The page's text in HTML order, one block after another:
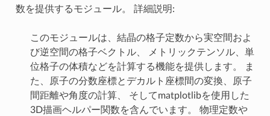
数を提供するモジュール。 詳細説明:
このモジュールは、結晶の格子定数から実空間およ
び逆空間の格子ベクトル、 メトリックテンソル、単
位格子の体積などを計算する機能を提供します。 ま
た、原子の分数座標とデカルト座標間の変換、原子
間距離や角度の計算、 そしてmatplotlibを使用した
3D描画ヘルパー関数を含んでいます。 物理定数や